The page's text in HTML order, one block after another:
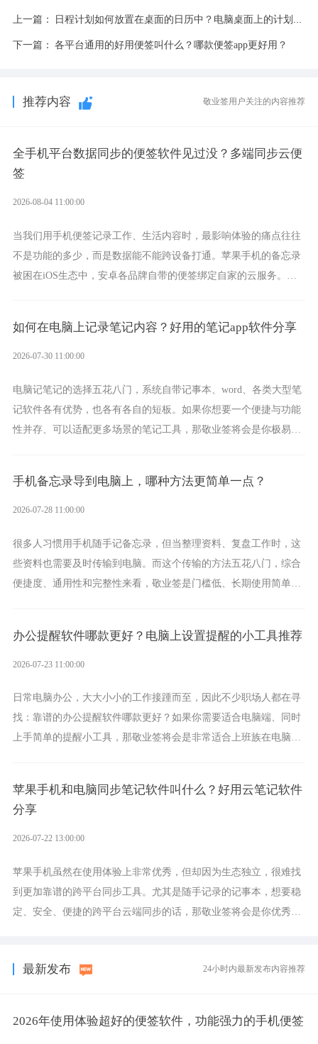
上一篇： 日程计划如何放置在桌面的日历中？电脑桌面上的计划提醒日历
下一篇： 各平台通用的好用便签叫什么？哪款便签app更好用？
推荐内容 敬业签用户关注的内容推荐
全手机平台数据同步的便签软件见过没？多端同步云便
签
2026-08-04 11:00:00
当我们用手机便签记录工作、生活内容时，最影响体验的痛点往往
不是功能的多少，而是数据能不能跨设备打通。苹果手机的备忘录
被困在iOS生态中，安卓各品牌自带的便签绑定自家的云服务。而
如何在电脑上记录笔记内容？好用的笔记app软件分享
2026-07-30 11:00:00
电脑记笔记的选择五花八门，系统自带记事本、word、各类大型笔
记软件各有优势，也各有各自的短板。如果你想要一个便捷与功能
性并存、可以适配更多场景的笔记工具，那敬业签将会是你极易上
手机备忘录导到电脑上，哪种方法更简单一点？
2026-07-28 11:00:00
很多人习惯用手机随手记备忘录，但当整理资料、复盘工作时，这
些资料也需要及时传输到电脑。而这个传输的方法五花八门，综合
便捷度、通用性和完整性来看，敬业签是门槛低、长期使用简单的
办公提醒软件哪款更好？电脑上设置提醒的小工具推荐
2026-07-23 11:00:00
日常电脑办公，大大小小的工作接踵而至，因此不少职场人都在寻
找：靠谱的办公提醒软件哪款更好？如果你需要适合电脑端、同时
上手简单的提醒小工具，那敬业签将会是非常适合上班族在电脑上
苹果手机和电脑同步笔记软件叫什么？好用云笔记软件
分享
2026-07-22 13:00:00
苹果手机虽然在使用体验上非常优秀，但却因为生态独立，很难找
到更加靠谱的跨平台同步工具。尤其是随手记录的记事本，想要稳
定、安全、便捷的跨平台云端同步的话，那敬业签将会是你优秀的
最新发布 24小时内最新发布内容推荐
2026年使用体验超好的便签软件，功能强力的手机便签